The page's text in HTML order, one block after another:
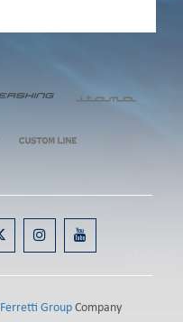
Ferretti GroupCompany